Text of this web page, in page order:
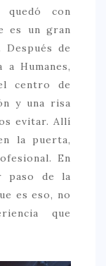
quedó con
es un gran
de
Humanes,
centro de
y una risa
evitar. Allí
la puerta,
En
paso de la
es eso, no
que